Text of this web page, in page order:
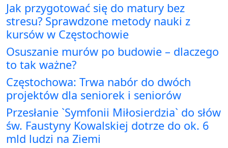
Jak przygotować się do matury bez
stresu? Sprawdzone metody nauki z
kursów w Częstochowie
Osuszanie murów po budowie – dlaczego
to tak ważne?
Częstochowa: Trwa nabór do dwóch
projektów dla seniorek i seniorów
Przesłanie `Symfonii Miłosierdzia` do słów
św. Faustyny Kowalskiej dotrze do ok. 6
mld ludzi na Ziemi